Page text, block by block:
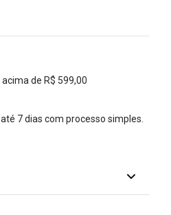
de R$ 599,00
7 dias com processo simples.